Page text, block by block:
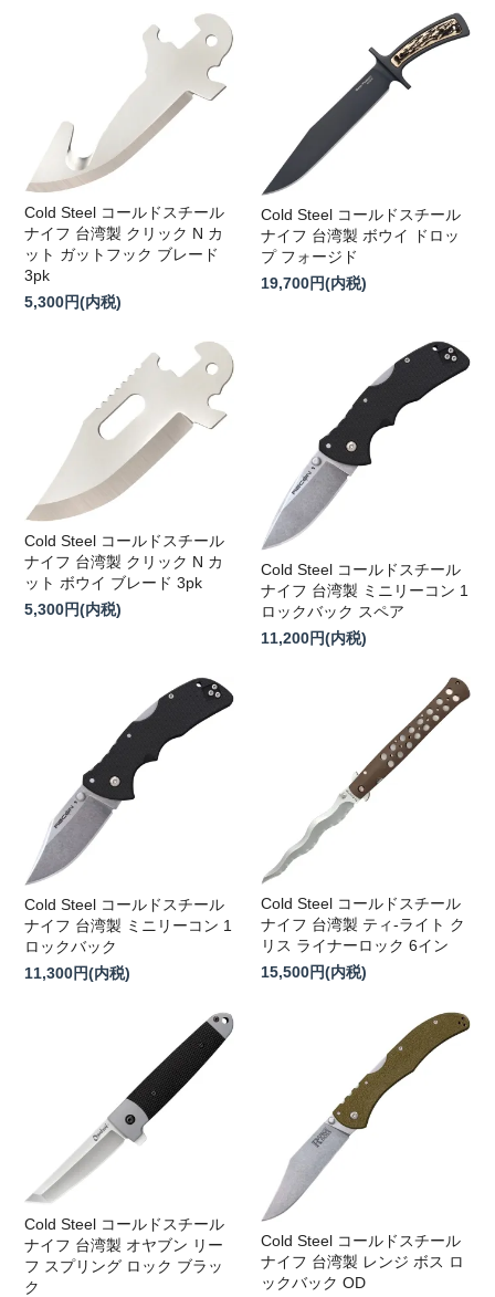
Cold Steel コールドスチール
ナイフ 台湾製 クリック N カ
ット ガットフック ブレード
3pk
5,300円(内税)
Cold Steel コールドスチール
ナイフ 台湾製 ボウイ ドロッ
プ フォージド
19,700円(内税)
Cold Steel コールドスチール
ナイフ 台湾製 クリック N カ
ット ボウイ ブレード 3pk
5,300円(内税)
Cold Steel コールドスチール
ナイフ 台湾製 ミニリーコン 1
ロックバック スペア
11,200円(内税)
Cold Steel コールドスチール
ナイフ 台湾製 ミニリーコン 1
ロックバック
11,300円(内税)
Cold Steel コールドスチール
ナイフ 台湾製 ティ-ライト ク
リス ライナーロック 6イン
15,500円(内税)
Cold Steel コールドスチール
ナイフ 台湾製 オヤブン リー
フ スプリング ロック ブラッ
ク
Cold Steel コールドスチール
ナイフ 台湾製 レンジ ボス ロ
ックバック OD